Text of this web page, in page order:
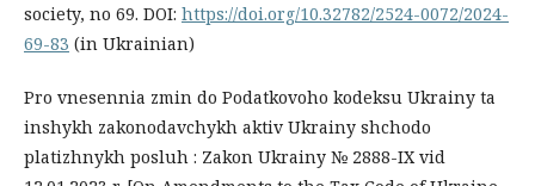
society, no 69. DOI: https://doi.org/10.32782/2524-0072/2024-
69-83 (in Ukrainian)
Pro vnesennia zmin do Podatkovoho kodeksu Ukrainy ta
inshykh zakonodavchykh aktiv Ukrainy shchodo
platizhnykh posluh : Zakon Ukrainy № 2888-IX vid